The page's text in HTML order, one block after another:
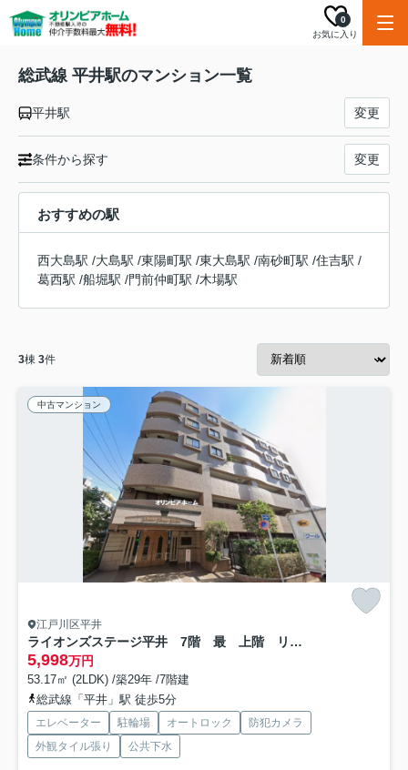
お気に入り
0
総武線 平井駅のマンション一覧
平井駅 変更
条件から探す 変更
おすすめの駅
西大島駅 /大島駅 /東陽町駅 /東大島駅 /南砂町駅 /住吉駅 /
葛西駅 /船堀駅 /門前仲町駅 /木場駅
3棟 3件
中古マンション
江戸川区平井
ライオンズステージ平井 7階 最 上階 リ ノベーション
5,998万円
53.17㎡ (2LDK) /築29年 /7階建
総武線「平井」駅 徒歩5分
エレベーター 駐輪場 オートロック
防犯カメラ
外観タイル張り
公共下水